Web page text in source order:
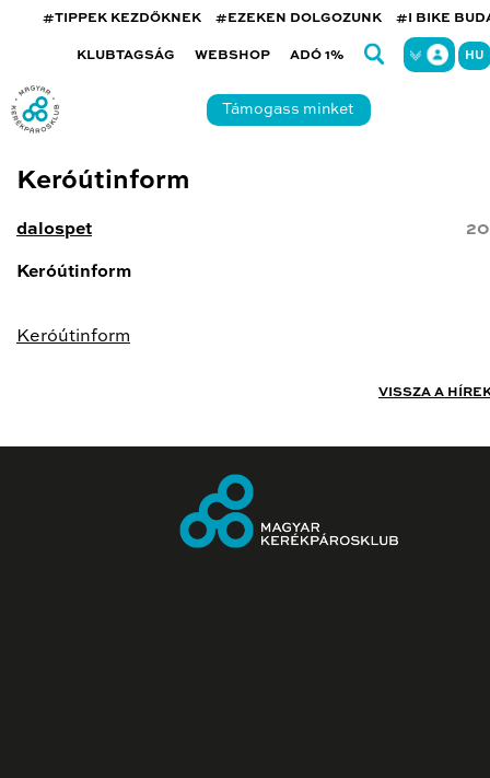
#TIPPEK KEZDŐKNEK #EZEKEN DOLGOZUNK #I BIKE
KLUBTAGSÁG WEBSHOP ADÓ 1% HU
Támogass minket
Keróútinform
dalospet
Keróútinform
Keróútinform
VISSZA A